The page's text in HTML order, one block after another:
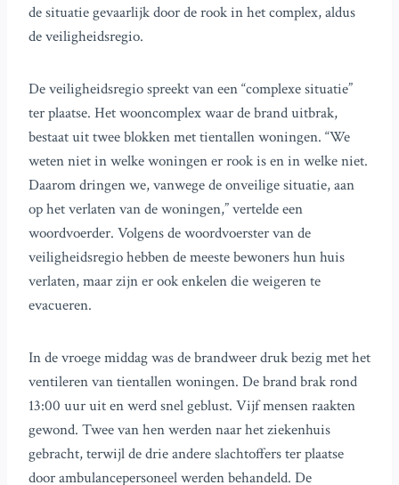
de situatie gevaarlijk door de rook in het complex, aldus
de veiligheidsregio.
De veiligheidsregio spreekt van een “complexe situatie”
ter plaatse. Het wooncomplex waar de brand uitbrak,
bestaat uit twee blokken met tientallen woningen. “We
weten niet in welke woningen er rook is en in welke niet.
Daarom dringen we, vanwege de onveilige situatie, aan
op het verlaten van de woningen,” vertelde een
woordvoerder. Volgens de woordvoerster van de
veiligheidsregio hebben de meeste bewoners hun huis
verlaten, maar zijn er ook enkelen die weigeren te
evacueren.
In de vroege middag was de brandweer druk bezig met het
ventileren van tientallen woningen. De brand brak rond
13:00 uur uit en werd snel geblust. Vijf mensen raakten
gewond. Twee van hen werden naar het ziekenhuis
gebracht, terwijl de drie andere slachtoffers ter plaatse
door ambulancepersoneel werden behandeld. De